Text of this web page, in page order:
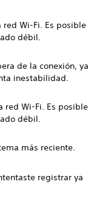
red Wi-Fi. Es posible
débil.
de la conexión, ya
inestabilidad.
red Wi-Fi. Es posible
débil.
más reciente.
registrar ya